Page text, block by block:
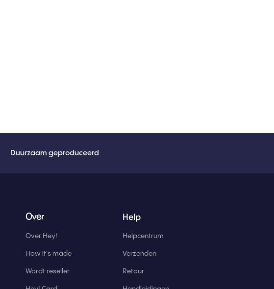
Duurzaam geproduceerd
Over
Over Hey!
How it's made
Wordt reseller
Help
Helpcentrum
Verzenden
Retour